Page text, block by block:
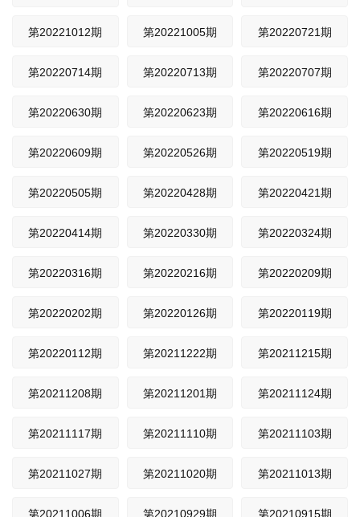
第20221012期 第20221005期 第20220721期
第20220714期 第20220713期 第20220707期
第20220630期 第20220623期 第20220616期
第20220609期 第20220526期 第20220519期
第20220505期 第20220428期 第20220421期
第20220414期 第20220330期 第20220324期
第20220316期 第20220216期 第20220209期
第20220202期 第20220126期 第20220119期
第20220112期 第20211222期 第20211215期
第20211208期 第20211201期 第20211124期
第20211117期 第20211110期 第20211103期
第20211027期 第20211020期 第20211013期
第20211006期 第20210929期 第20210915期